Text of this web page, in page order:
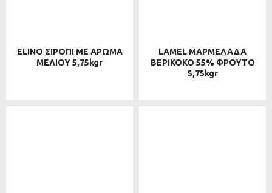
ELINO ΣΙΡΟΠΙ ΜΕ ΑΡΩΜΑ
ΜΕΛΙΟΥ 5,75kgr
LAMEL ΜΑΡΜΕΛΑΔΑ
ΒΕΡΙΚΟΚΟ 55% ΦΡΟΥΤΟ
5,75kgr